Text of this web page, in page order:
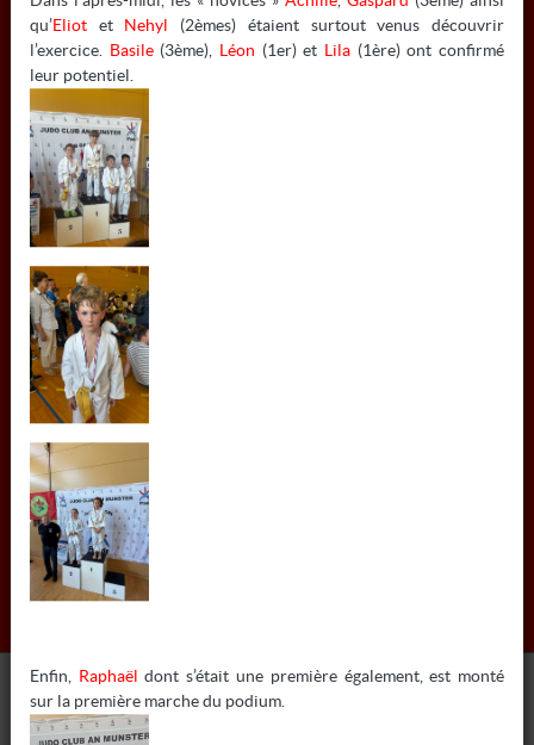
6 RUE MATHIAS GRUNEWALD - 68000 COLMAR
Tél:03 67 10 07 55
Mail: colmarjudo@gmail.com
À NE PAS MANQUER
Actualités
Les cours
Les acteurs
Galerie photos
RESTEZ INFORMÉS
RETROUVEZ-NOUS SUR...
PARTENAIRES DU CLUB
qu’Eliotet Nehyl (2èmes) étaient surtout venus découvrir
l’exercice. Basile (3ème), Léon (1er) et Lila (1ère) ont confirmé
leur potentiel.
Enfin, Raphaëldont s’était une première également, est monté
sur la première marche du podium.